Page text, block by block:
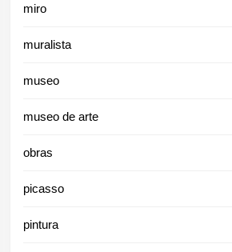
miro
muralista
museo
museo de arte
obras
picasso
pintura